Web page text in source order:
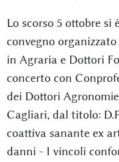
Lo scorso 5 ottobre
convegno
in Agraria e Dottori
concerto con
dei Dottori
Cagliari, dal titolo:
coattiva sanante ex
danni - I vincoli